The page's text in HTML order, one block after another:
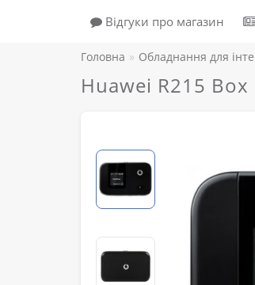
Відгуки про магазин
Головна Обладнання для
Huawei R215 Box